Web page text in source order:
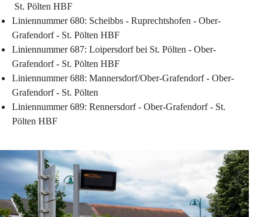
St. Pölten HBF
Liniennummer 680: Scheibbs - Ruprechtshofen - Ober-
Grafendorf - St. Pölten HBF
Liniennummer 687: Loipersdorf bei St. Pölten - Ober-
Grafendorf - St. Pölten HBF
Liniennummer 688: Mannersdorf/Ober-Grafendorf - Ober-
Grafendorf - St. Pölten
Liniennummer 689: Rennersdorf - Ober-Grafendorf - St.
Pölten HBF